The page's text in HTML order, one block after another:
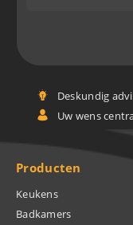
Deskundig
Uw wens
Producten
Keukens
Badkamers